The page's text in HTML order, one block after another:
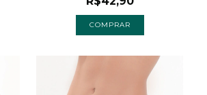
COMPRAR